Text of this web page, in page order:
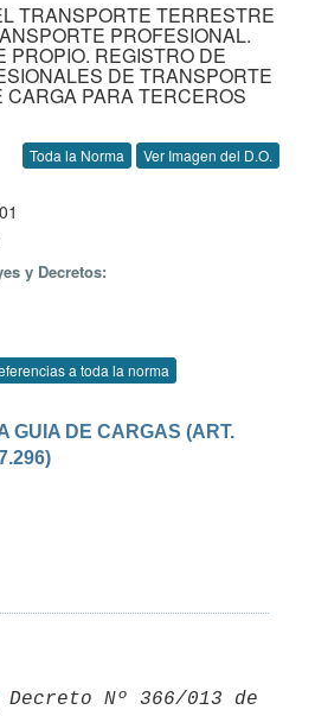
TRANSPORTE TERRESTRE
PROFESIONAL.
PROPIO. REGISTRO DE
DE TRANSPORTE
PARA TERCEROS
Toda la Norma Ver Imagen del D.O.
y Decretos:
a toda la norma
GUIA DE CARGAS (ART.
Decreto Nº 366/013 de